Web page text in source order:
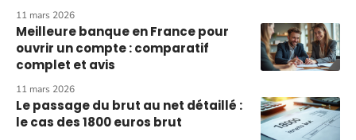
11 mars 2026
Meilleure banque en France pour
ouvrir un compte : comparatif
complet et avis
11 mars 2026
Le passage du brut au net détaillé :
le cas des 1800 euros brut